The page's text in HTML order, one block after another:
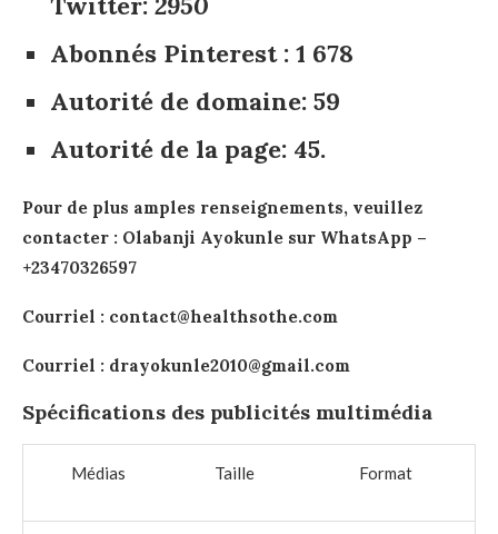
Abonnés Pinterest : 1 678
Autorité de domaine: 59
Autorité de la page: 45.
Pour de plus amples renseignements, veuillez
contacter : Olabanji Ayokunle sur WhatsApp –
+23470326597
Courriel : contact@healthsothe.com
Courriel : drayokunle2010@gmail.com
Spécifications des publicités multimédia
Médias Taille Format